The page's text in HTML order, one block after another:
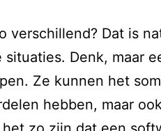
verschillend? Dat is
Denk, maar
Ze kunnen het
hebben, maar